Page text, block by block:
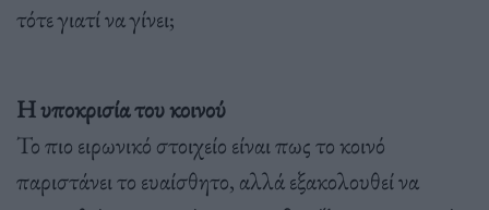
τότε γιατί να γίνει;
Η υποκρισία του κοινού
Το πιο ειρωνικό στοιχείο είναι πως το κοινό
παριστάνει το ευαίσθητο, αλλά εξακολουθεί να